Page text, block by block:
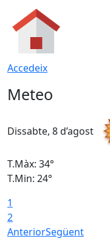
Accedeix
Meteo
Dissabte, 8 d’agost
T.Màx: 34°
T.Min: 24°
1
2
AnteriorSegüent